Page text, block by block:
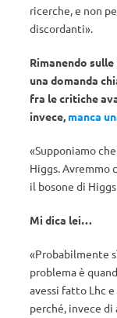
ricerche, e non
discordanti».
Rimanendo
una domanda
fra le critiche
invece, manca
«Supponiamo
Higgs. Avremmo
il bosone di
Mi dica lei…
«Probabilmente
problema è
avessi fatto Lhc
perché, invece di